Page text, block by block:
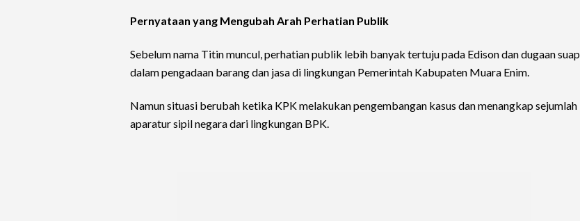
Pernyataan yang Mengubah Arah Perhatian Publik
Sebelum nama Titin muncul, perhatian publik lebih banyak tertuju pada Edison dan dugaan suap
dalam pengadaan barang dan jasa di lingkungan Pemerintah Kabupaten Muara Enim.
Namun situasi berubah ketika KPK melakukan pengembangan kasus dan menangkap sejumlah
aparatur sipil negara dari lingkungan BPK.